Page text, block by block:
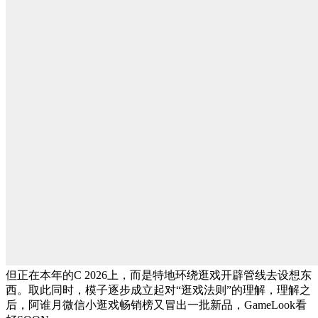
但正在本年的C 2026上，而是特地环绕逛戏开辟管线去设想东
西。取此同时，模子逐步成立起对“逛戏法则”的理解，理解之
后，阿谁月微信小逛戏畅销榜又冒出一批新品，GameLook看